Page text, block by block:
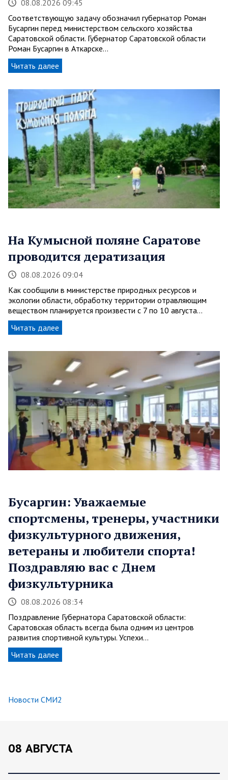
08.08.2026 09:45
Соответствующую задачу обозначил губернатор Роман
Бусаргин перед министерством сельского хозяйства
Саратовской области. Губернатор Саратовской области
Роман Бусаргин в Аткарске…
Читать далее
На Кумысной поляне Саратове
проводится дератизация
08.08.2026 09:04
Как сообщили в министерстве природных ресурсов и
экологии области, обработку территории отравляющим
веществом планируется произвести с 7 по 10 августа…
Читать далее
Бусаргин: Уважаемые
спортсмены, тренеры, участники
физкультурного движения,
ветераны и любители спорта!
Поздравляю вас с Днем
физкультурника
08.08.2026 08:34
Поздравление Губернатора Саратовской области:
Саратовская область всегда была одним из центров
развития спортивной культуры. Успехи…
Читать далее
Новости СМИ2
08 АВГУСТА